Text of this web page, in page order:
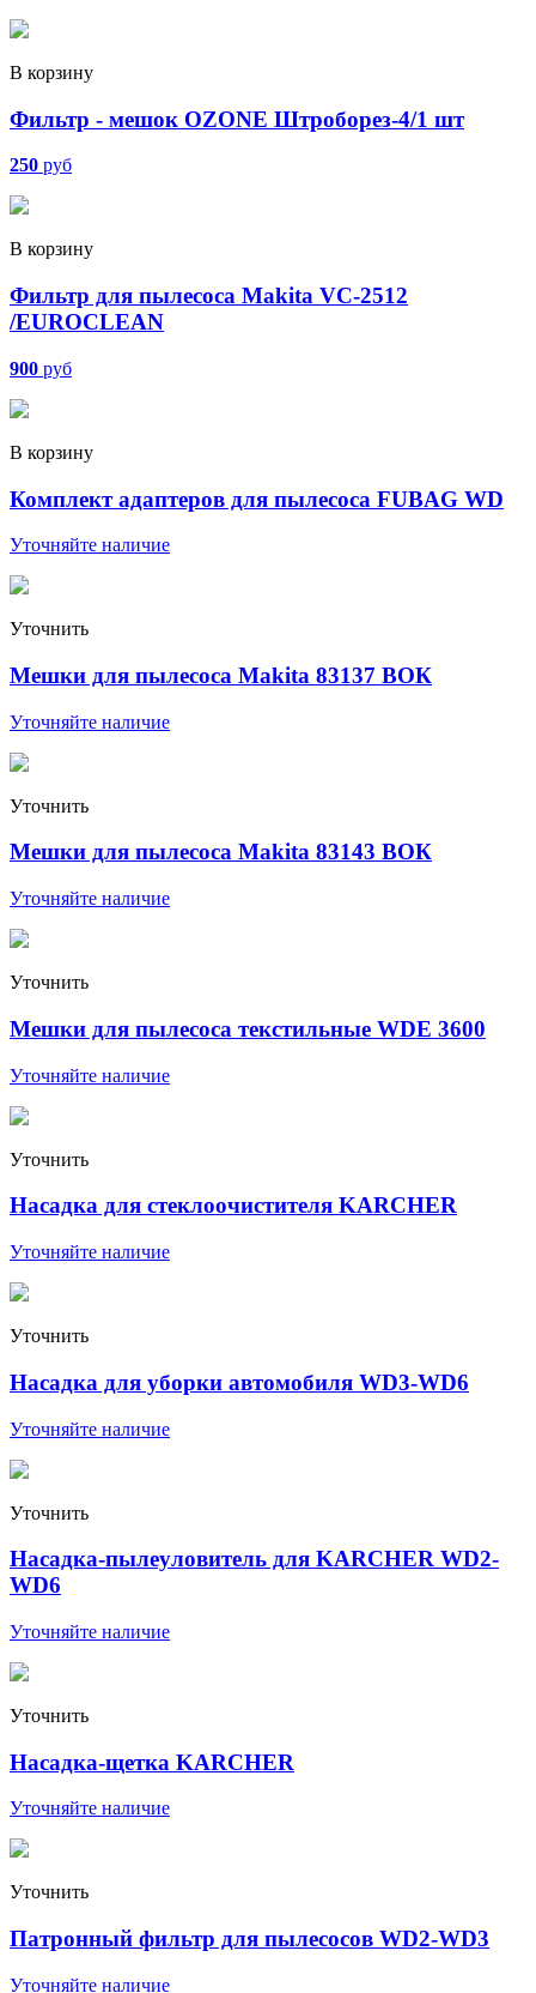
В корзину
Фильтр - мешок OZONE Штроборез-4/1 шт
250 руб
В корзину
Фильтр для пылесоса Makita VC-2512
/EUROCLEAN
900 руб
В корзину
Комплект адаптеров для пылесоса FUBAG WD
Уточняйте наличие
Уточнить
Мешки для пылесоса Makita 83137 ВОК
Уточняйте наличие
Уточнить
Мешки для пылесоса Makita 83143 ВОК
Уточняйте наличие
Уточнить
Мешки для пылесоса текстильные WDE 3600
Уточняйте наличие
Уточнить
Насадка для стеклоочистителя KARCHER
Уточняйте наличие
Уточнить
Насадка для уборки автомобиля WD3-WD6
Уточняйте наличие
Уточнить
Насадка-пылеуловитель для KARCHER WD2-
WD6
Уточняйте наличие
Уточнить
Насадка-щетка KARCHER
Уточняйте наличие
Уточнить
Патронный фильтр для пылесосов WD2-WD3
Уточняйте наличие